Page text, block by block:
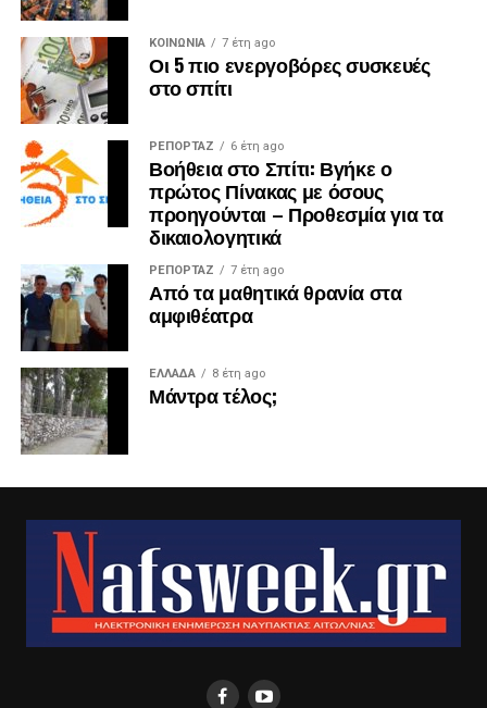
ΚΟΙΝΩΝΙΑ 7 έτη ago
Οι 5 πιο ενεργοβόρες συσκευές
στο σπίτι
ΡΕΠΟΡΤΑΖ 6 έτη ago
Βοήθεια στο Σπίτι: Βγήκε ο
πρώτος Πίνακας με όσους
προηγούνται – Προθεσμία για τα
δικαιολογητικά
ΡΕΠΟΡΤΑΖ 7 έτη ago
Από τα μαθητικά θρανία στα
αμφιθέατρα
ΕΛΛΑΔΑ 8 έτη ago
Μάντρα τέλος;